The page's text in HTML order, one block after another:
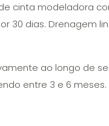
cinta modeladora
30 dias. Drenagem
ao longo de
entre 3 e 6